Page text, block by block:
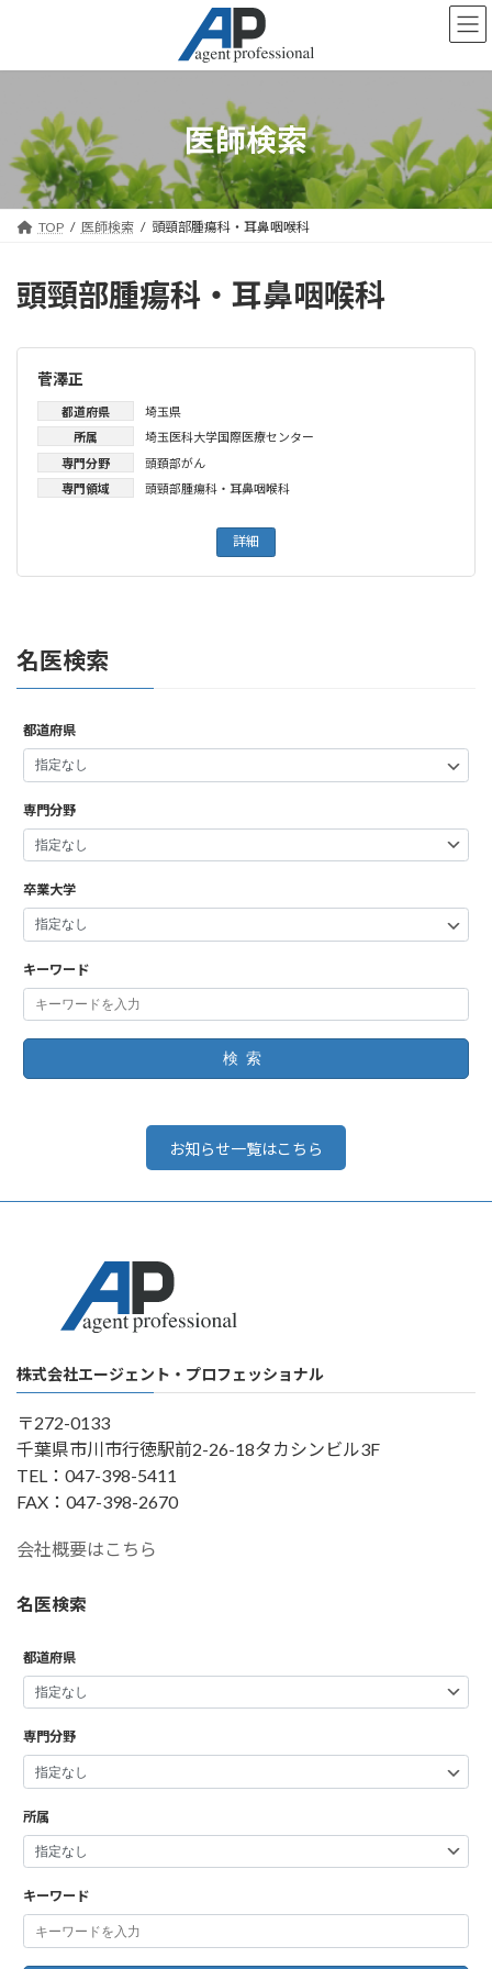
ン
キ
プ
ー
に
動
医師検索
TOP 医師検索 頭頸部腫瘍科・耳鼻咽喉科
頭頸部腫瘍科・耳鼻咽喉科
菅澤正
都道府県
埼玉県
所属
埼玉医科大学国際医療センター
専門分野
頭頚部がん
専門領域
頭頸部腫瘍科・耳鼻咽喉科
詳細
名医検索
都道府県
専門分野
卒業大学
キーワード
検索
お知らせ一覧はこちら
株式会社エージェント・プロフェッショナル
〒272-0133
千葉県市川市行徳駅前2-26-18タカシンビル3F
TEL：047-398-5411
FAX：047-398-2670
会社概要はこちら
名医検索
都道府県
専門分野
所属
キーワード